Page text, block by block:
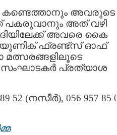
അവരുടെ
പകരുവാനും അത് വഴി
അവരെ കൈ
യൂണിക് ഫ്രണ്ട്സ് ഓഫ്
പ്രത്യാശ
52 (നസീർ), 056 957 85